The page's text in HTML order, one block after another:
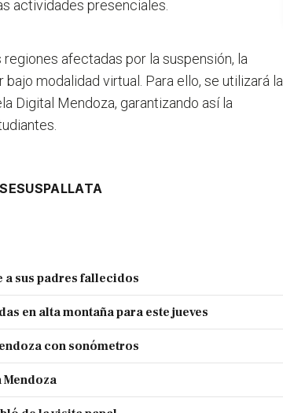
actividades presenciales.
regiones afectadas por la suspensión, la
modalidad virtual. Para ello, se utilizará la
Digital Mendoza, garantizando así la
USPALLATA
sus padres fallecidos
en alta montaña para este jueves
con sonómetros
Mendoza